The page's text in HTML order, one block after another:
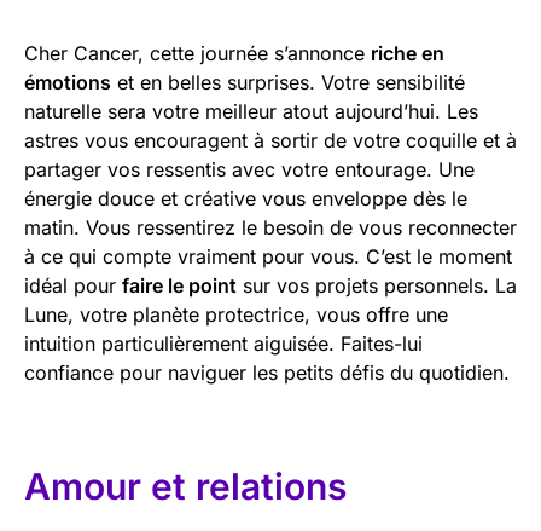
Cher Cancer, cette journée s’annonce riche en
émotions et en belles surprises. Votre sensibilité
naturelle sera votre meilleur atout aujourd’hui. Les
astres vous encouragent à sortir de votre coquille et à
partager vos ressentis avec votre entourage. Une
énergie douce et créative vous enveloppe dès le
matin. Vous ressentirez le besoin de vous reconnecter
à ce qui compte vraiment pour vous. C’est le moment
idéal pour faire le point sur vos projets personnels. La
Lune, votre planète protectrice, vous offre une
intuition particulièrement aiguisée. Faites-lui
confiance pour naviguer les petits défis du quotidien.
Amour et relations